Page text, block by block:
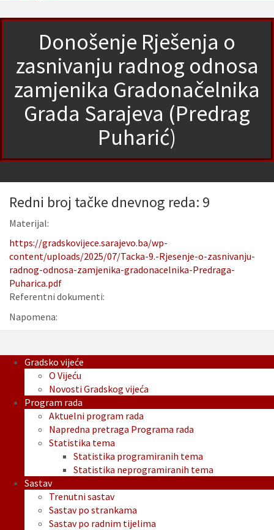
Donošenje Rješenja o
zasnivanju radnog odnosa
zamjenika Gradonačelnika
Grada Sarajeva (Predrag
Puharić)
Redni broj tačke dnevnog reda: 9
Materijal:
https://gradskovijece.sarajevo.ba/wp-
content/uploads/2025/07/Tacka-9.-Rjesenje-o-zasnivanju-
radnog-odnosa-zamjenika-gradonacelnika-Predraga-
Puharica.pdf
Referentni dokumenti:
Napomena:
Gradsko vijeće
O Vijeću
Novosti Gradskog vijeća
Program rada
Aktuelni program rada
Napredna pretraga Programa rada
Statistika tema
Statistika programiranih tema
Statistika neprogramiranih tema
Sastav
Trenutni sastav
Sastav po strankama
Sastav po radnim tijelima